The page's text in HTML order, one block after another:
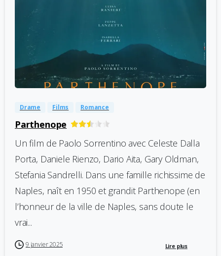
Drame Films Romance
Parthenope
Un film de Paolo Sorrentino avec Celeste Dalla
Porta, Daniele Rienzo, Dario Aita, Gary Oldman,
Stefania Sandrelli. Dans une famille richissime de
Naples, naît en 1950 et grandit Parthenope (en
l’honneur de la ville de Naples, sans doute le
vrai...
9 janvier 2025 Lire plus